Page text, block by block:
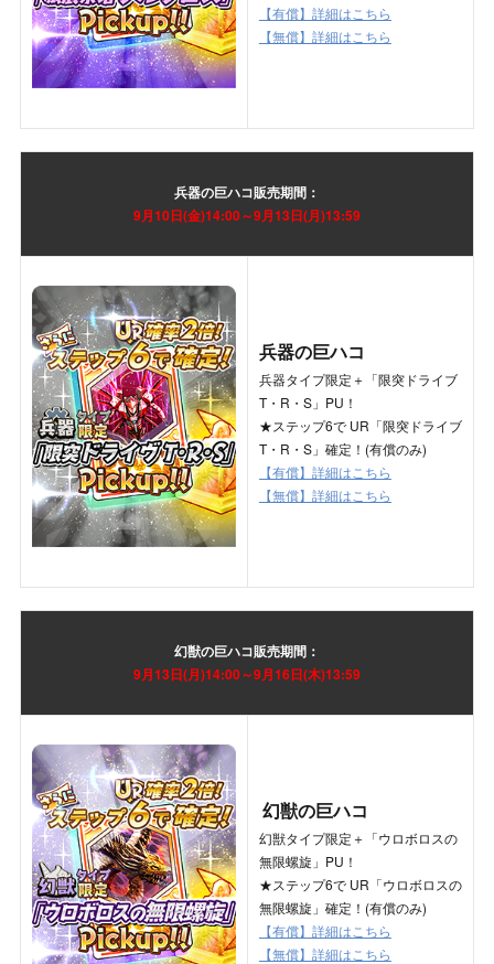
【有償】詳細はこちら
【無償】詳細はこちら
兵器の巨ハコ販売期間：
9月10日(金)14:00～9月13日(月)13:59
兵器の巨ハコ
兵器タイプ限定＋「限突ドライブ
T・R・S」PU！
★ステップ6で UR「限突ドライブ
T・R・S」確定！(有償のみ)
【有償】詳細はこちら
【無償】詳細はこちら
幻獣の巨ハコ販売期間：
9月13日(月)14:00～9月16日(木)13:59
幻獣の巨ハコ
幻獣タイプ限定＋「ウロボロスの
無限螺旋」PU！
★ステップ6で UR「ウロボロスの
無限螺旋」確定！(有償のみ)
【有償】詳細はこちら
【無償】詳細はこちら